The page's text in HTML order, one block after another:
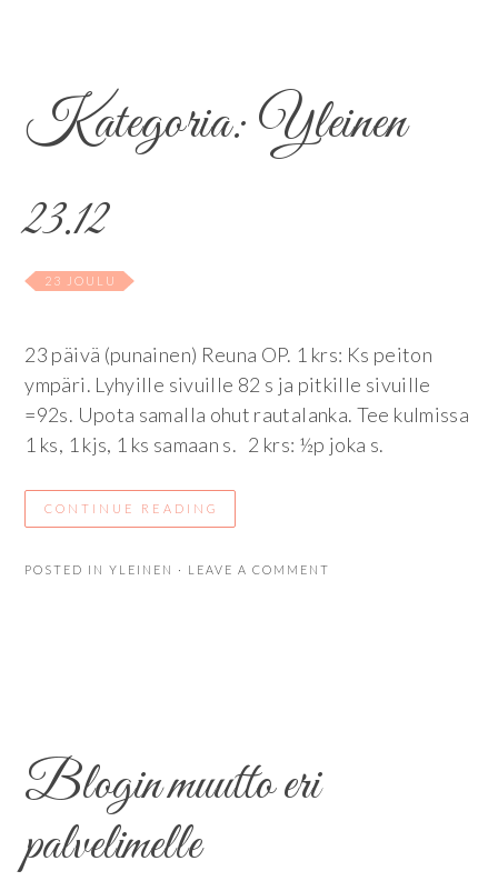
Kategoria:Yleinen
23.12
23 JOULU
23 päivä (punainen) Reuna OP. 1 krs: Ks peiton
ympäri. Lyhyille sivuille 82 s ja pitkille sivuille
=92s. Upota samalla ohut rautalanka. Tee kulmissa
1 ks, 1 kjs, 1 ks samaan s. 2 krs: ½p joka s.
CONTINUE READING
POSTED INYLEINEN · LEAVE A COMMENT
Blogin muutto eri
palvelimelle